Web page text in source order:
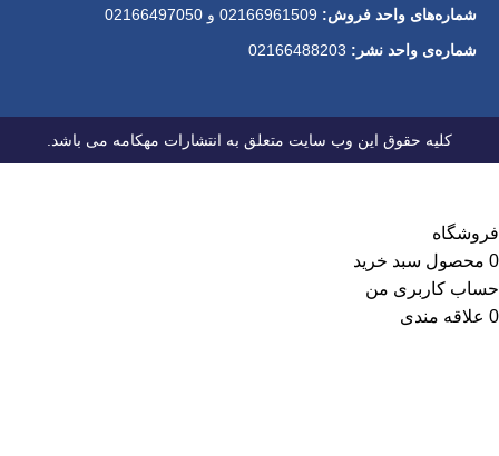
شماره‌های واحد فروش: 02166961509 و 02166497050
شماره‌‌ی واحد نشر:
کلیه حقوق این وب سایت متعلق به انتشارات مهکامه می باشد.
فروشگاه
0 محصول سبد خرید
حساب کاربری من
0 علاقه مندی